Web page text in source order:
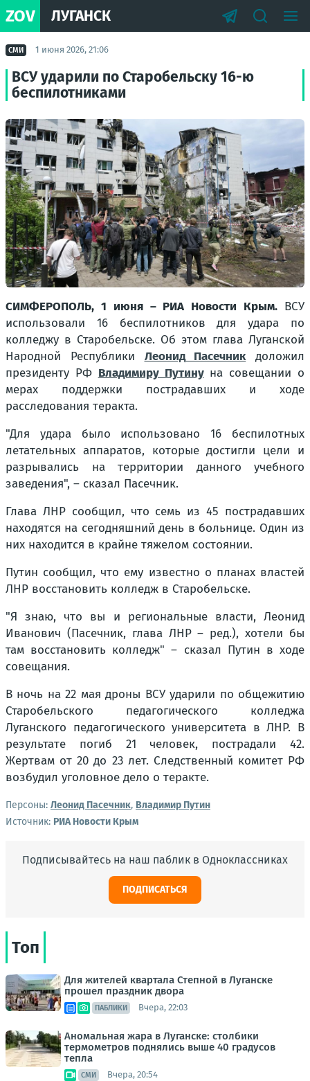
ZOV ЛУГАНСК
СМИ 1 июня 2026, 21:06
ВСУ ударили по Старобельску 16-ю
беспилотниками
СИМФЕРОПОЛЬ, 1 июня – РИА Новости Крым. ВСУ
использовали 16 беспилотников для удара по
колледжу в Старобельске. Об этом глава Луганской
Народной Республики Леонид Пасечникдоложил
президенту РФ Владимиру Путинуна совещании о
мерах поддержки пострадавших и ходе
расследования теракта.
"Для удара было использовано 16 беспилотных
летательных аппаратов, которые достигли цели и
разрывались на территории данного учебного
заведения", – сказал Пасечник.
Глава ЛНР сообщил, что семь из 45 пострадавших
находятся на сегодняшний день в больнице. Один из
них находится в крайне тяжелом состоянии.
Путин сообщил, что ему известно о планах властей
ЛНР восстановить колледж в Старобельске.
"Я знаю, что вы и региональные власти, Леонид
Иванович (Пасечник, глава ЛНР – ред.), хотели бы
там восстановить колледж" – сказал Путин в ходе
совещания.
В ночь на 22 мая дроны ВСУ ударили по общежитию
Старобельского педагогического колледжа
Луганского педагогического университета в ЛНР. В
результате погиб 21 человек, пострадали 42.
Жертвам от 20 до 23 лет. Следственный комитет РФ
возбудил уголовное дело о теракте.
Персоны: Леонид Пасечник, Владимир Путин
Источник: РИА Новости Крым
Подписывайтесь на наш паблик в Одноклассниках
ПОДПИСАТЬСЯ
Топ
Для жителей квартала Степной в Луганске
прошел праздник двора
ПАБЛИКИ Вчера, 22:03
Аномальная жара в Луганске: столбики
термометров поднялись выше 40 градусов
тепла
СМИ Вчера, 20:54